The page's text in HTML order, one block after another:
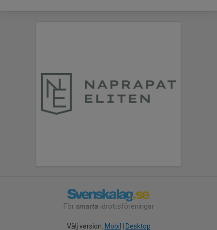
För smarta idrottsföreningar
Välj version: Mobil Desktop